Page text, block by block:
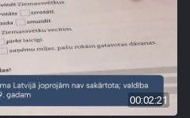
00:02:21